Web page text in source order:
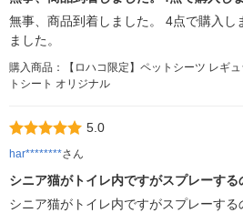
無事、商品到着しました。 4点で購入し
ました。
購入商品：【ロハコ限定】ペットシーツ レギ
トシート オリジナル
5.0
har********さん
シニア猫がトイレ内ですがスプレーす
シニア猫がトイレ内ですがスプレーす